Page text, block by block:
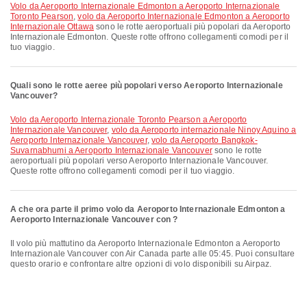
volo da Aeroporto Internazionale Edmonton a Aeroporto Internazionale
Toronto Pearson,volo da Aeroporto Internazionale Edmonton a Aeroporto
Internazionale Ottawasono le rotte aeroportuali più popolari da Aeroporto
Internazionale Edmonton. Queste rotte offrono collegamenti comodi per il
tuo viaggio.
Quali sono le rotte aeree più popolari verso Aeroporto Internazionale
Vancouver?
volo da Aeroporto Internazionale Toronto Pearson a Aeroporto
Internazionale Vancouver, volo da Aeroporto internazionale Ninoy Aquino a
Aeroporto Internazionale Vancouver,volo da Aeroporto Bangkok-
Suvarnabhumi a Aeroporto Internazionale Vancouversono le rotte
aeroportuali più popolari verso Aeroporto Internazionale Vancouver.
Queste rotte offrono collegamenti comodi per il tuo viaggio.
A che ora parte il primo volo da Aeroporto Internazionale Edmonton a
Aeroporto Internazionale Vancouver con ?
Internazionale Vancouver con Air Canada parte alle 05:45. Puoi consultare
questo orario e confrontare altre opzioni di volo disponibili su Airpaz.